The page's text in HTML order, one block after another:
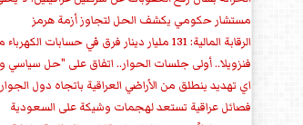
مستشار حكومي يكشف الحل لتجاوز أزمة هرمز
الرقابة المالية: 131 مليار دينار فرق في حسابات الكهرباء مع الجانب الإيراني
فنزويلا.. أولى جلسات الحوار.. اتفاق على "حل
اي تهديد ينطلق من الأراضي العراقية باتجاه دول
فصائل عراقية تستعد لهجمات وشيكة على السعودية